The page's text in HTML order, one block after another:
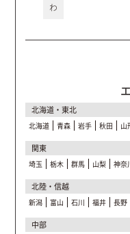
わ
北海道・東北
北海道 青森 岩手 秋田 山
関東
埼玉 栃木 群馬 山梨 神奈
北陸・信越
新潟 富山 石川 福井 長野
中部